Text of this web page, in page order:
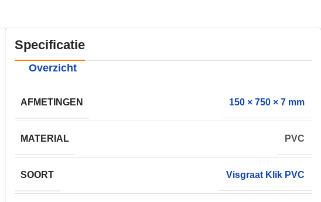
Specificatie
Overzicht
AFMETINGEN 150 × 750 × 7 mm
MATERIAL PVC
SOORT Visgraat Klik PVC